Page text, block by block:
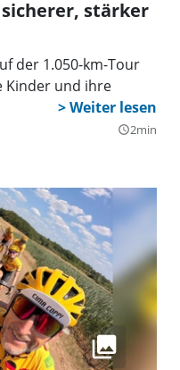
stärker
der 1.050-km-Tour
Kinder und ihre
query_builder2min